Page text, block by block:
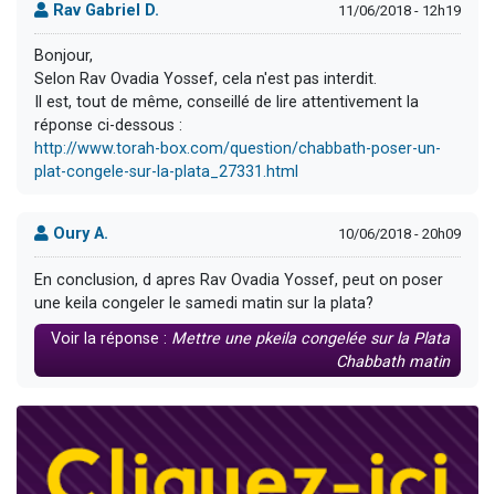
Rav Gabriel D. 11/06/2018 - 12h19
Bonjour,
Selon Rav Ovadia Yossef, cela n'est pas interdit.
Il est, tout de même, conseillé de lire attentivement la
réponse ci-dessous :
http://www.torah-box.com/question/chabbath-poser-un-
plat-congele-sur-la-plata_27331.html
Oury A. 10/06/2018 - 20h09
En conclusion, d apres Rav Ovadia Yossef, peut on poser
une keila congeler le samedi matin sur la plata?
Voir la réponse : Mettre une pkeila congelée sur la Plata
Chabbath matin